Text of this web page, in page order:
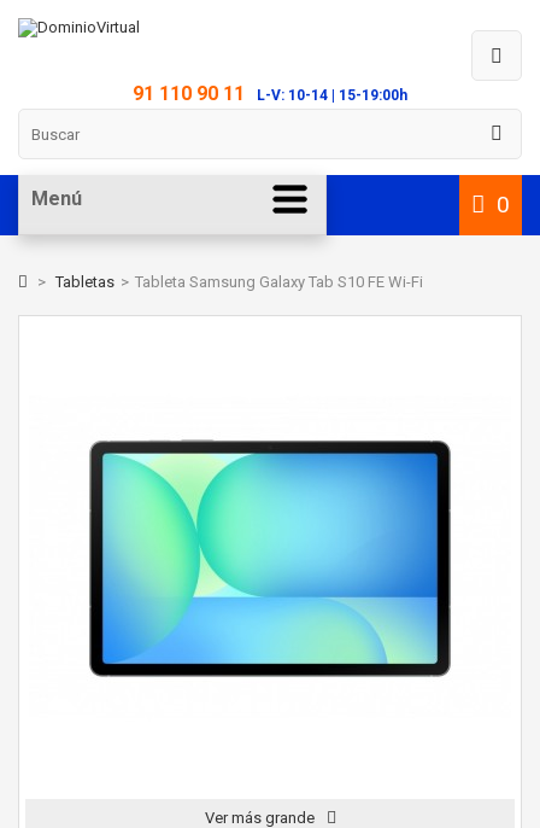
91 110 90 11 L-V: 10-14 | 15-19:00h
0
Menú
> Tabletas > Tableta Samsung Galaxy Tab S10 FE Wi-Fi
Ver más grande